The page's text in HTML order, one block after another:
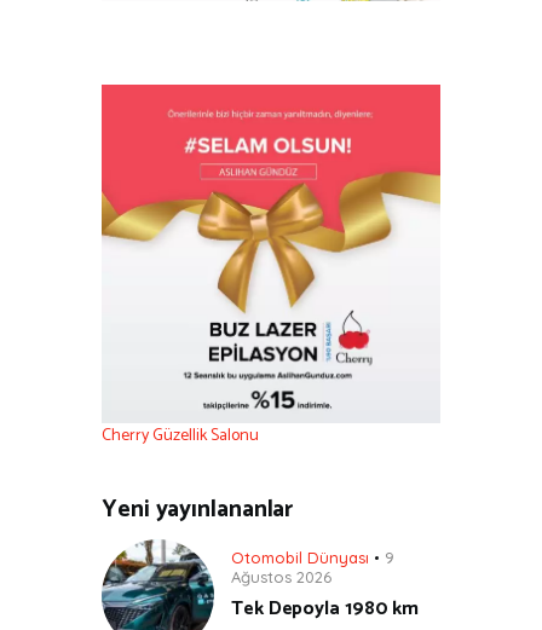
Cherry Güzellik Salonu
Yeni yayınlananlar
Otomobil Dünyası
9
Ağustos 2026
Tek Depoyla 1980 km